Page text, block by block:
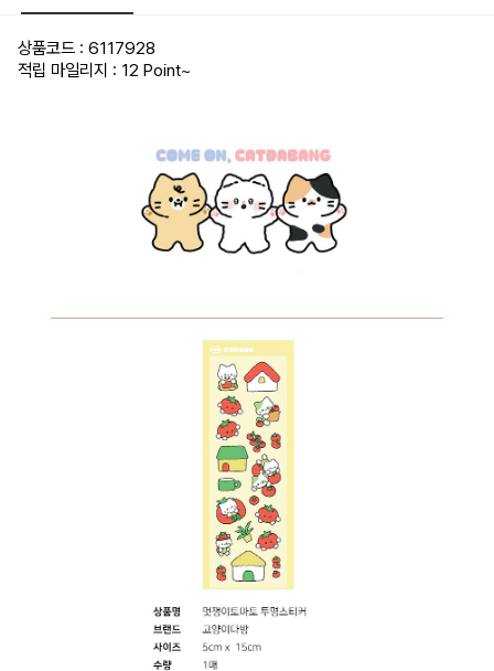
상품코드 : 6117928
적립 마일리지 : 12 Point~